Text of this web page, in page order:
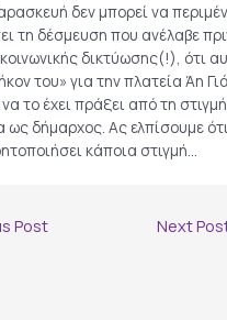
δεν μπορεί να
τη δέσμευση που ανέλαβε
δικτύωσης(!), ότι
του» για την πλατεία Άη
το έχει πράξει από τη
ως δήμαρχος. Ας ελπίσουμε
κάποια στιγμή…
Post Next